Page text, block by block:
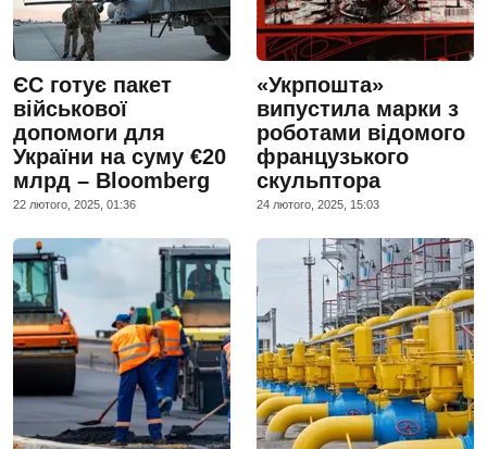
ЄС готує пакет
військової
допомоги для
України на суму €20
млрд – Bloomberg
22 лютого, 2025, 01:36
«Укрпошта»
випустила марки з
роботами відомого
французького
скульптора
24 лютого, 2025, 15:03